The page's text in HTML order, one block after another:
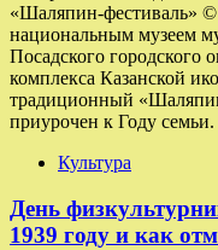
«Шаляпин-фестиваль»
национальным музеем
Посадского городского
комплекса Казанской
традиционный
приурочен к Году
Культура
День
1939 году и как